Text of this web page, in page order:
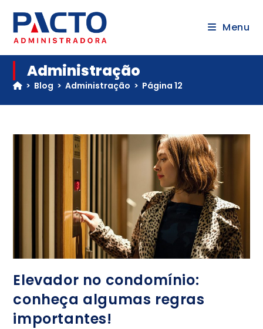
Menu
Administração
> Blog > Administração > Página 12
Elevador no condomínio:
conheça algumas regras
importantes!